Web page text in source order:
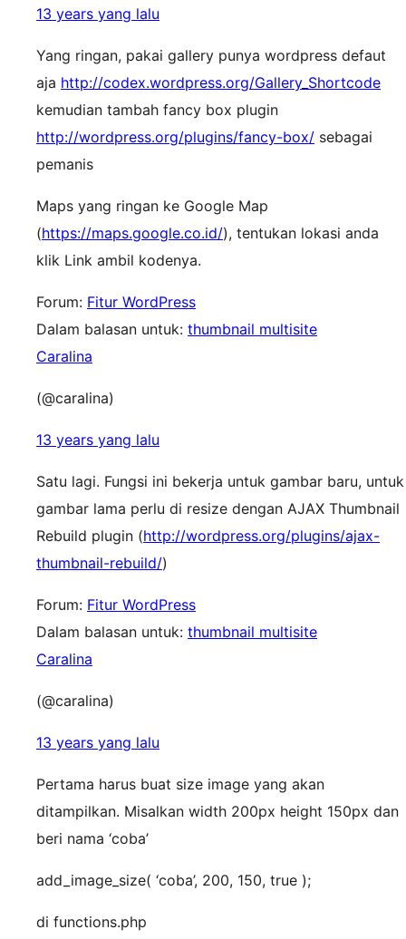
13 years yang lalu
Yang ringan, pakai gallery punya wordpress defaut
aja http://codex.wordpress.org/Gallery_Shortcode
kemudian tambah fancy box plugin
http://wordpress.org/plugins/fancy-box/ sebagai
pemanis
Maps yang ringan ke Google Map
(https://maps.google.co.id/), tentukan lokasi anda
klik Link ambil kodenya.
Forum: Fitur WordPress
Dalam balasan untuk: thumbnail multisite
Caralina
(@caralina)
13 years yang lalu
Satu lagi. Fungsi ini bekerja untuk gambar baru, untuk
gambar lama perlu di resize dengan AJAX Thumbnail
Rebuild plugin (http://wordpress.org/plugins/ajax-
thumbnail-rebuild/)
Forum: Fitur WordPress
Dalam balasan untuk: thumbnail multisite
Caralina
(@caralina)
13 years yang lalu
Pertama harus buat size image yang akan
ditampilkan. Misalkan width 200px height 150px dan
beri nama ‘coba’
add_image_size( ‘coba’, 200, 150, true );
di functions.php